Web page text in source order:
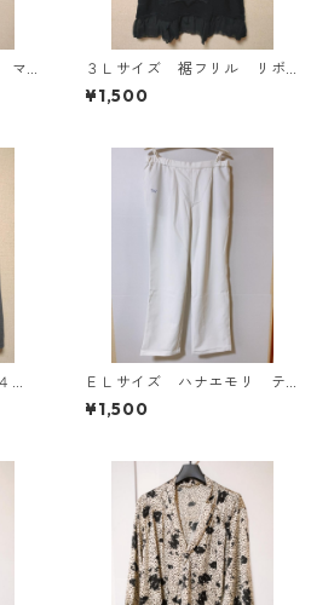
マ
３Ｌサイズ 裾フリル リボ
ン付きタンクトップ ブラッ
ク KAE-4788
¥1,500
ＥＬサイズ ハナエモリ テ
ーパードパンツ ナース ホ
ワイト KAE-4159
¥1,500